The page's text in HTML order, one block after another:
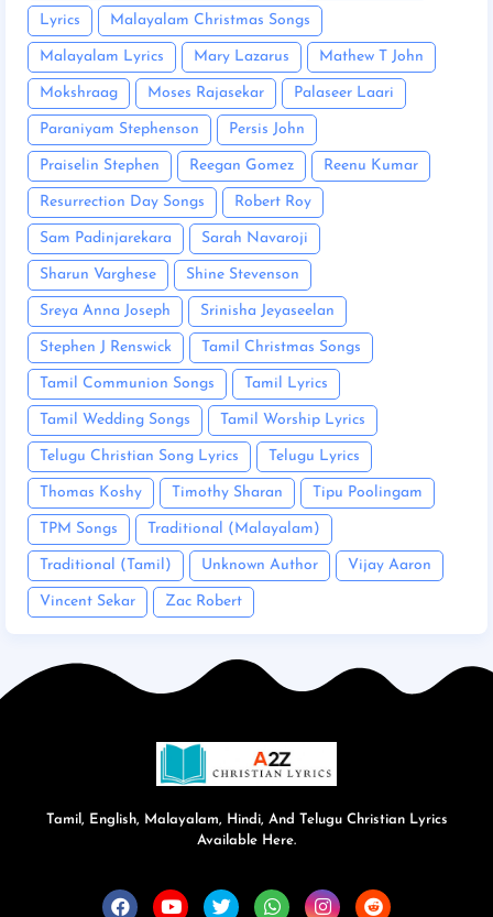
Lyrics Malayalam Christmas Songs
Malayalam Lyrics Mary Lazarus Mathew T John
Mokshraag Moses Rajasekar Palaseer Laari
Paraniyam Stephenson Persis John
Praiselin Stephen Reegan Gomez Reenu Kumar
Resurrection Day Songs Robert Roy
Sam Padinjarekara Sarah Navaroji
Sharun Varghese Shine Stevenson
Sreya Anna Joseph Srinisha Jeyaseelan
Stephen J Renswick Tamil Christmas Songs
Tamil Communion Songs Tamil Lyrics
Tamil Wedding Songs Tamil Worship Lyrics
Telugu Christian Song Lyrics Telugu Lyrics
Thomas Koshy Timothy Sharan Tipu Poolingam
TPM Songs Traditional (Malayalam)
Traditional (Tamil) Unknown Author Vijay Aaron
Vincent Sekar Zac Robert
Tamil, English, Malayalam, Hindi, And Telugu Christian Lyrics
Available Here.